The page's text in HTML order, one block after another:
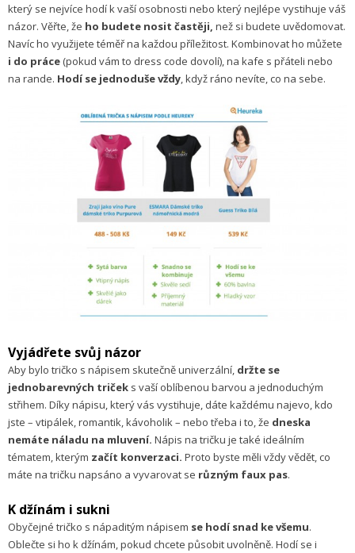
který se nejvíce hodí k vaší osobnosti nebo který nejlépe vystihuje váš
názor. Věřte, že ho budete nosit častěji, než si budete uvědomovat.
Navíc ho využijete téměř na každou příležitost. Kombinovat ho můžete
i do práce (pokud vám to dress code dovolí), na kafe s přáteli nebo
na rande. Hodí se jednoduše vždy, když ráno nevíte, co na sebe.
Vyjádřete svůj názor
Aby bylo tričko s nápisem skutečně univerzální, držte se
jednobarevných triček s vaší oblíbenou barvou a jednoduchým
střihem. Díky nápisu, který vás vystihuje, dáte každému najevo, kdo
jste – vtipálek, romantik, kávoholik – nebo třeba i to, že dneska
nemáte náladu na mluvení. Nápis na tričku je také ideálním
tématem, kterým začít konverzaci. Proto byste měli vždy vědět, co
máte na tričku napsáno a vyvarovat se různým faux pas.
K džínám i sukni
Obyčejné tričko s nápaditým nápisem se hodí snad ke všemu.
Oblečte si ho k džínám, pokud chcete působit uvolněně. Hodí se i